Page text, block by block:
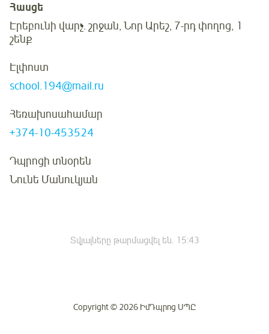
Հասցե
Էրեբունի վարչ. շրջան, Նոր Արեշ, 7-րդ փողոց, 1
շենք
Էլփոստ
school.194@mail.ru
Հեռախոսահամար
+374-10-453524
Դպրոցի տնօրեն
Նունե Մանուկյան
Տվյալները թարմացվել են. 15:43
Copyright © 2026 ԻմԴպրոց ՍՊԸ